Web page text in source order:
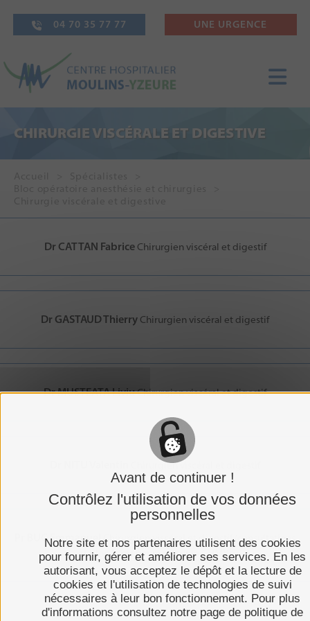
04 70 35 77 77 UNE URGENCE
CHIRURGIE VISCÉRALE ET DIGESTIVE
Dr CATTAN Fabrice Chirurgien viscéral et digestif
Dr GASTAUD Thierry Chirurgien viscéral et digestif
Dr MUSTEATA LiviuChirurgien viscéral et digestif
Chirurgien viscéral et digestif
Pr BUC Emmanuel Chirurgien viscéral et digestif (consultations
et bloc 1 fois par mois sur le CHMY)
Avant de continuer !
Contrôlez l'utilisation de vos données
personnelles
Notre site et nos partenaires utilisent des cookies
pour fournir, gérer et améliorer ses services. En les
autorisant, vous acceptez le dépôt et la lecture de
cookies et l'utilisation de technologies de suivi
nécessaires à leur bon fonctionnement. Pour plus
d'informations consultez notre page de politique de